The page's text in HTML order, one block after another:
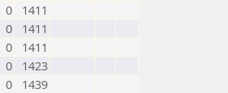
0
1411
0
1411
0
1411
0
1423
0
1439